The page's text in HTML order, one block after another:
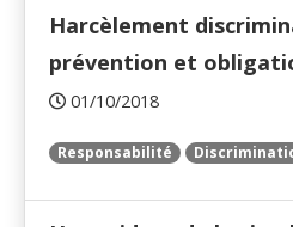
Harcèlement
prévention et
01/10/2018
Responsabilité